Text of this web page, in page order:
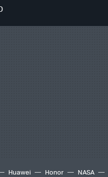
Huawei Honor NASA